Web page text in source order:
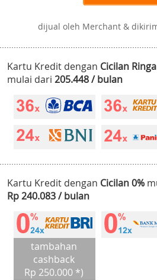
dijual oleh Merchant &
Kartu Kredit dengan Cicilan
mulai dari 205.448 / bulan
Kartu Kredit dengan Cicilan 0%
Rp 240.083 / bulan
tambahan
cashback
Rp 250.000 *)